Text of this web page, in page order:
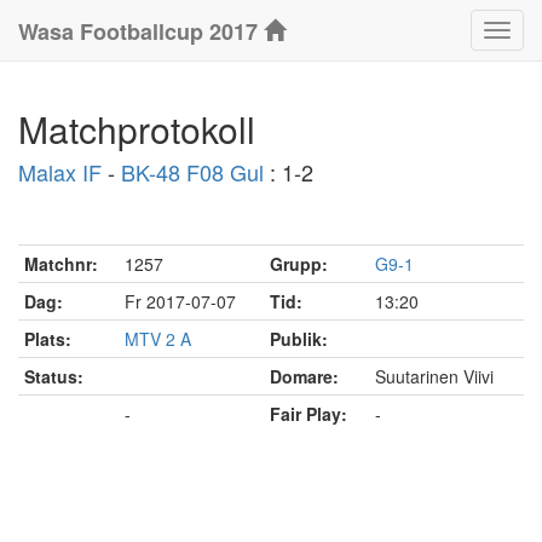
Wasa Footballcup 2017
Matchprotokoll
Malax IF- BK-48 F08 Gul : 1-2
Matchnr: 1257 Grupp:
G9-1
Dag:
Fr 2017-07-07 Tid:
13:20
Plats:
MTV 2 A
Publik:
Status:
Domare:
Suutarinen Viivi
-
Fair Play: -